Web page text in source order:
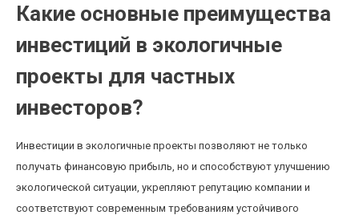
Какие основные преимущества
инвестиций в экологичные
проекты для частных
инвесторов?
Инвестиции в экологичные проекты позволяют не только
получать финансовую прибыль, но и способствуют улучшению
экологической ситуации, укрепляют репутацию компании и
соответствуют современным требованиям устойчивого